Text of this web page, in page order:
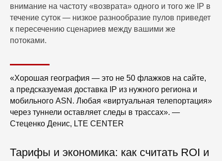
внимание на частоту «возврата» одного и того же IP в
течение суток — низкое разнообразие пулов приведет
к пересечению сценариев между вашими же
потоками.
«Хорошая география — это не 50 флажков на сайте,
а предсказуемая доставка IP из нужного региона и
мобильного ASN. Любая «виртуальная телепортация»
через туннели оставляет следы в трассах». —
Стеценко Денис, LTE CENTER
Тарифы и экономика: как считать ROI и